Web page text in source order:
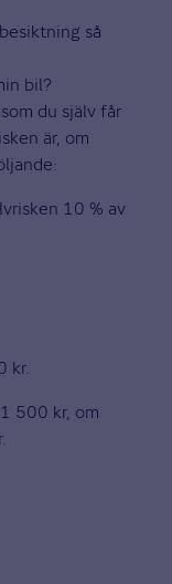
så
bil?
du själv får
är, om
10 % av
kr.
500 kr, om